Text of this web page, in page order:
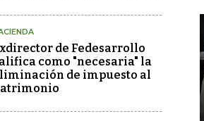
de Fedesarrollo
como "necesaria" la
de impuesto al